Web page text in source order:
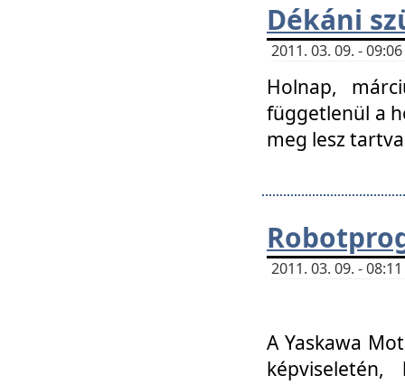
Dékáni
2011. 03. 09. -
Holnap,
függetlenül a
meg lesz
2011. 03. 09. -
A Yaskawa